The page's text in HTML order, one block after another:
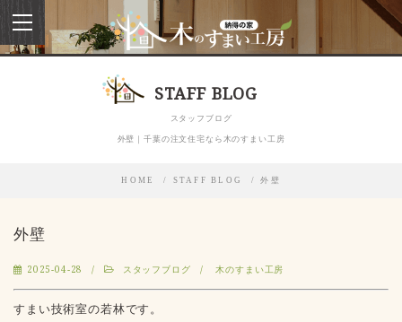
toggle
navigation
STAFF BLOG
スタッフブログ
外壁｜千葉の注文住宅なら木のすまい工房
HOME STAFF BLOG 外壁
外壁
2025-04-28 スタッフブログ 木のすまい工房
すまい技術室の若林です。